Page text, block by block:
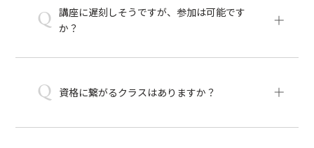
Q 講座に遅刻しそうですが、参加は可能です
か？
Q 資格に繋がるクラスはありますか？